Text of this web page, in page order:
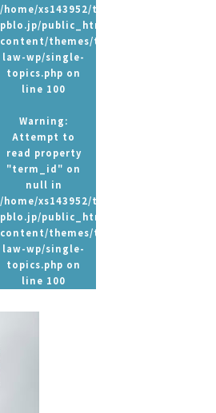
/home/xs143952/t-
pblo.jp/public_html/wp-
content/themes/tpbc-
law-wp/single-
topics.php on
line 100
Warning:
Attempt to
read property
"term_id" on
null in
/home/xs143952/t-
pblo.jp/public_html/wp-
content/themes/tpbc-
law-wp/single-
topics.php on
line 100